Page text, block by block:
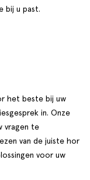
bij u past.
het beste bij uw
in. Onze
vragen te
van de juiste hor
voor uw